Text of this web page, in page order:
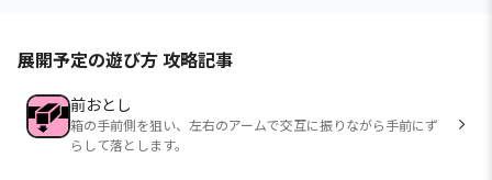
展開予定の遊び方 攻略記事
前おとし
箱の手前側を狙い、左右のアームで交互に振りながら手前にず
らして落とします。